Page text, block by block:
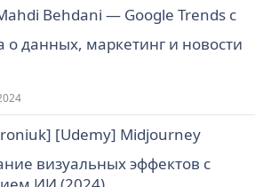
Behdani ― Google Trends с
о данных, маркетинг и новости
[Udemy] Midjourney
визуальных эффектов с